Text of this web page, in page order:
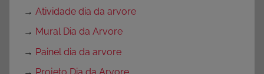
→ Atividade dia da arvore
→ Mural Dia da Arvore
→ Painel dia da arvore